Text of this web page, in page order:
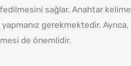
sağlar. Anahtar kelime
gerekmektedir. Ayrıca,
de önemlidir.